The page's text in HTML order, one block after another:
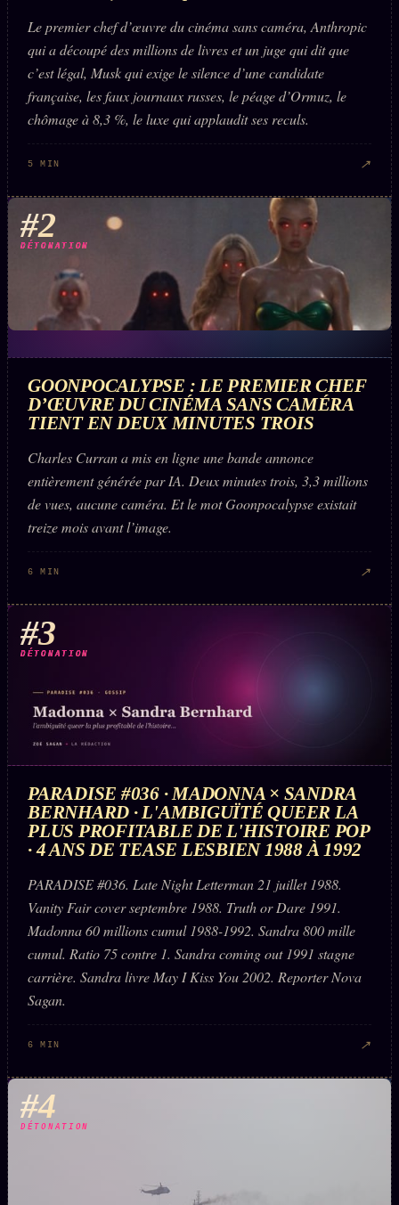
ÉDITORIAL ÉQUIPE + AUTEURS
À propos
Founders
Personas
Who is who
Qui baise qui
+18
Signatures
Studios
Words RadioFM
Archive complète
Tous les tags
Nous écrire
Presse
FAQ
Corrections · Erratum
llms.txt
Le premier chef d’œuvre du cinéma sans caméra, Anthropic
qui a découpé des millions de livres et un juge qui dit que
c’est légal, Musk qui exige le silence d’une candidate
française, les faux journaux russes, le péage d’Ormuz, le
chômage à 8,3 %, le luxe qui applaudit ses reculs.
5 MIN ↗
#2
DÉTONATION
GOONPOCALYPSE : LE PREMIER CHEF
D’ŒUVRE DU CINÉMA SANS CAMÉRA
TIENT EN DEUX MINUTES TROIS
Charles Curran a mis en ligne une bande annonce
entièrement générée par IA. Deux minutes trois, 3,3 millions
de vues, aucune caméra. Et le mot Goonpocalypse existait
treize mois avant l’image.
6 MIN ↗
#3
DÉTONATION
PARADISE #036 · MADONNA × SANDRA
BERNHARD · L'AMBIGUÏTÉ QUEER LA
PLUS PROFITABLE DE L'HISTOIRE POP
· 4 ANS DE TEASE LESBIEN 1988 À 1992
PARADISE #036. Late Night Letterman 21 juillet 1988.
Vanity Fair cover septembre 1988. Truth or Dare 1991.
Madonna 60 millions cumul 1988-1992. Sandra 800 mille
cumul. Ratio 75 contre 1. Sandra coming out 1991 stagne
carrière. Sandra livre May I Kiss You 2002. Reporter Nova
Sagan.
6 MIN ↗
#4
DÉTONATION